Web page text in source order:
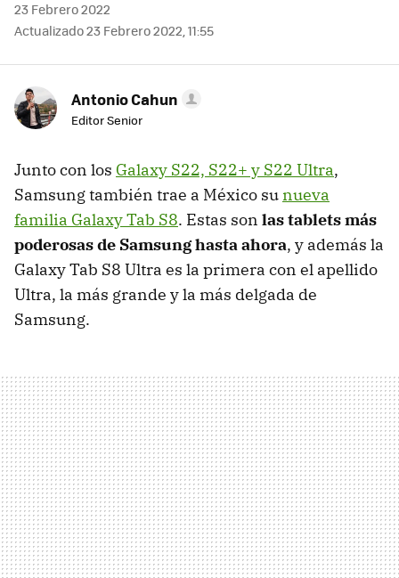
23 Febrero 2022
Actualizado 23 Febrero 2022, 11:55
Antonio Cahun
Editor Senior
Junto con los Galaxy S22, S22+ y S22 Ultra,
Samsung también trae a México sunueva
familia Galaxy Tab S8. Estas son las tablets más
poderosas de Samsung hasta ahora, y además la
Galaxy Tab S8 Ultra es la primera con el apellido
Ultra, la más grande y la más delgada de
Samsung.